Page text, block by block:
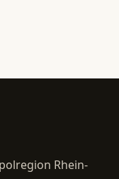
Rhein-